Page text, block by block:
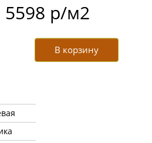
5598 р/м2
В корзину